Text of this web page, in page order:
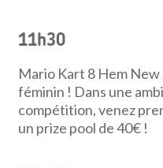
11h30
Mario Kart 8 Hem
féminin ! Dans une
compétition, venez
un prize pool de 40€ !